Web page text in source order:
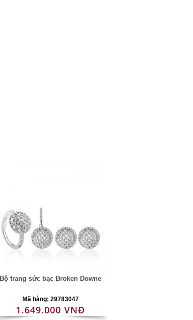
Bộ trang sức bạc Broken Downe
Mã hàng: 29783047
1.649.000 VNĐ